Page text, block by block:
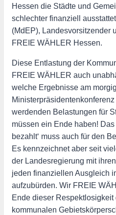
Hessen die Städte und
schlechter finanziell
(MdEP), Landesvorsitzender
FREIE WÄHLER Hessen.
Diese Entlastung der
FREIE WÄHLER auch
welche Ergebnisse am
werdenden Belastungen für
müssen ein Ende haben!
bezahlt‘ muss auch für den
Es kennzeichnet aber seit
der Landesregierung mit
jeden finanziellen Ausgleich
aufzubürden. Wir FREIE
Ende dieser Respektlosigkeit
kommunalen